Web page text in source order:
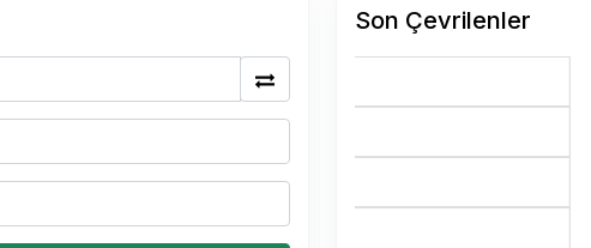
Son Çevrilenler